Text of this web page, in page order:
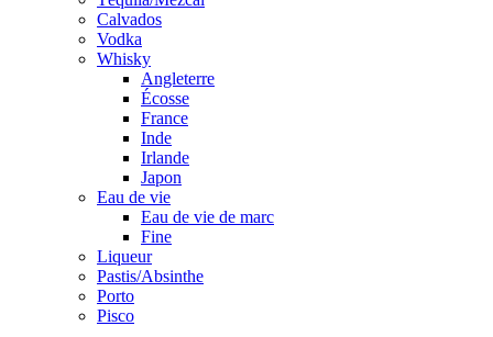
Calvados
Vodka
Whisky
Angleterre
Écosse
France
Inde
Irlande
Japon
Eau de vie
Eau de vie de marc
Fine
Liqueur
Pastis/Absinthe
Porto
Pisco